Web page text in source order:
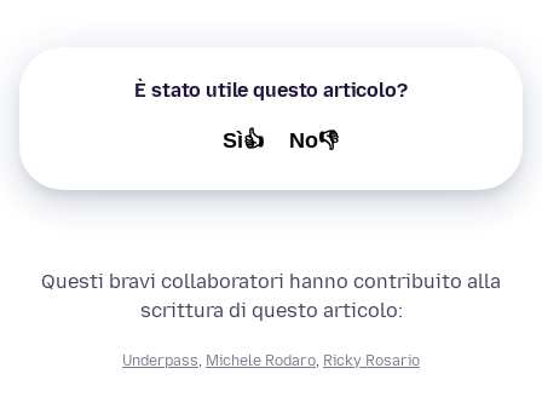
È stato utile questo articolo?
Sì👍 No👎
Questi bravi collaboratori hanno contribuito alla
scrittura di questo articolo:
Underpass Michele Rodaro Ricky Rosario